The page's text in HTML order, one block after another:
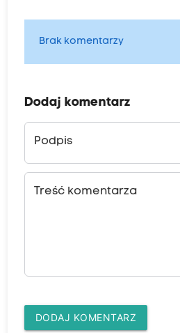
Brak komentarzy
Dodaj komentarz
Podpis
Treść komentarza
DODAJ KOMENTARZ